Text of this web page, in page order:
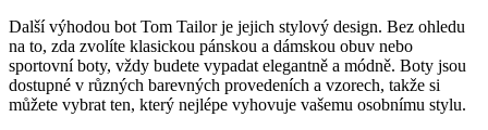
Další⁤ výhodou bot Tom Tailor je jejich ‌stylový design. Bez ohledu
na⁢ to, zda zvolíte klasickou ​pánskou​ a dámskou ⁢obuv nebo
sportovní boty, vždy budete vypadat​ elegantně a módně. Boty ​jsou
dostupné v⁢ různých barevných provedeních​ a‍ vzorech, takže si
můžete vybrat ⁤ten, který nejlépe vyhovuje⁤ vašemu osobnímu stylu.